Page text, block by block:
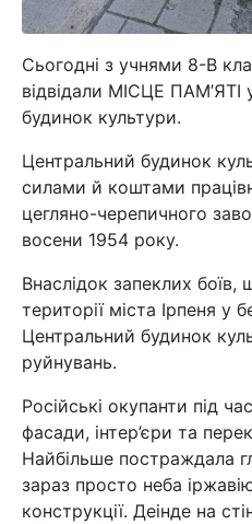
Сьогодні з учнями 8-В
відвідали МІСЦЕ ПАМ’ЯТІ
будинок культури.
Центральний будинок
силами й коштами
цегляно-черепичного
восени 1954 року.
Внаслідок запеклих
території міста Ірпеня у
Центральний будинок
руйнувань.
Російські окупанти під
фасади, інтер’єри та
Найбільше постраждала
зараз просто неба
конструкції. Деінде на